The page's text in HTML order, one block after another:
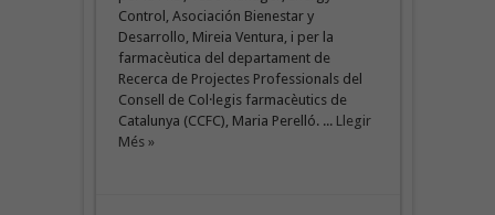
Control, Asociación Bienestar y
Desarrollo, Mireia Ventura, i per la
farmacèutica del departament de
Recerca de Projectes Professionals del
Consell de Col·legis farmacèutics de
Catalunya (CCFC), Maria Perelló. ... Llegir
Més »